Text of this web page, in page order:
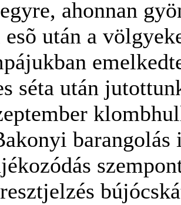
ahonnan
esõ után a
séta után